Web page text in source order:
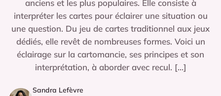
anciens et les plus populaires. Elle consiste à
interpréter les cartes pour éclairer une situation ou
une question. Du jeu de cartes traditionnel aux jeux
dédiés, elle revêt de nombreuses formes. Voici un
éclairage sur la cartomancie, ses principes et son
interprétation, à aborder avec recul. […]
Sandra Lefèvre